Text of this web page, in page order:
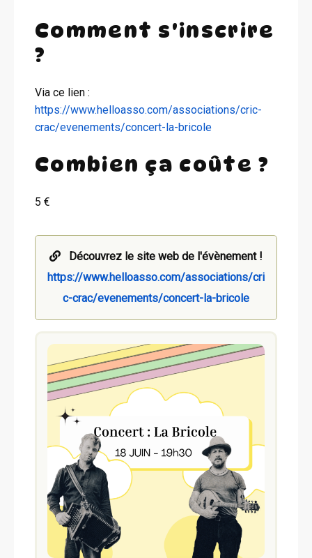
Comment s'inscrire
?
Via ce lien :
https://www.helloasso.com/associations/cric-
crac/evenements/concert-la-bricole
Combien ça coûte ?
5 €
Découvrez le site web de l'évènement !
https://www.helloasso.com/associations/cri
c-crac/evenements/concert-la-bricole